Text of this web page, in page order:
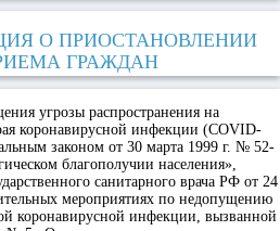
О ПРИОСТАНОВЛЕНИИ
ГРАЖДАН
угрозы распространения на
коронавирусной инфекции (COVID-
законом от 30 марта 1999 г. № 52-
благополучии населения»,
санитарного врача РФ от 24
мероприятиях по недопущению
коронавирусной инфекции, вызванной